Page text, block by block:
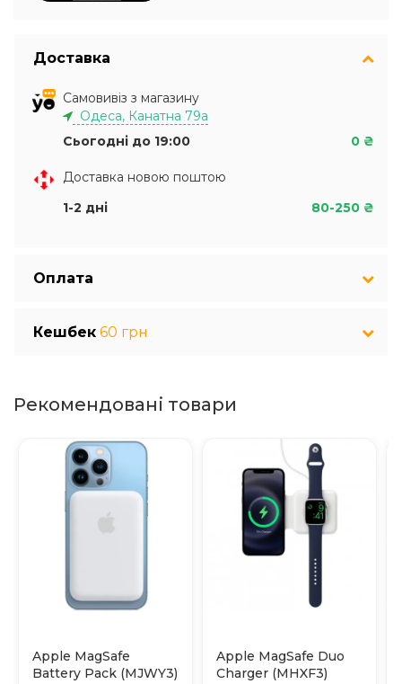
Доставка
Самовивіз з магазину
Одеса, Канатна 79а
Сьогодні до 19:00
0 ₴
Доставка новою поштою
1-2 дні
80-250 ₴
Оплата
Кешбек 60 грн
Рекомендовані товари
Apple MagSafe
Battery Pack (MJWY3)
Apple MagSafe Duo
Charger (MHXF3)